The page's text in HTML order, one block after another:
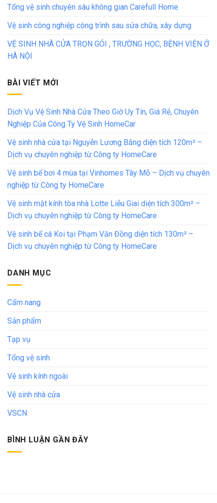
Tổng vệ sinh chuyên sâu không gian Carefull Home
Vệ sinh công nghiệp công trình sau sửa chữa, xây dựng
VỆ SINH NHÀ CỬA TRỌN GÓI , TRƯỜNG HỌC, BỆNH VIỆN Ở
HÀ NỘI
BÀI VIẾT MỚI
Dịch Vụ Vệ Sinh Nhà Cửa Theo Giờ Uy Tín, Giá Rẻ, Chuyên
Nghiệp Của Công Ty Vệ Sinh HomeCar
Vệ sinh nhà cửa tại Nguyễn Lương Bằng diện tích 120m² –
Dịch vụ chuyên nghiệp từ Công ty HomeCare
Vệ sinh bể bơi 4 mùa tại Vinhomes Tây Mỗ – Dịch vụ chuyên
nghiệp từ Công ty HomeCare
Vệ sinh mặt kính tòa nhà Lotte Liễu Giai diện tích 300m² –
Dịch vụ chuyên nghiệp từ Công ty HomeCare
Vệ sinh bể cá Koi tại Phạm Văn Đồng diện tích 130m² –
Dịch vụ chuyên nghiệp từ Công ty HomeCare
DANH MỤC
Cẩm nang
Sản phẩm
Tạp vụ
Tổng vệ sinh
Vệ sinh kính ngoài
Vệ sinh nhà cửa
VSCN
BÌNH LUẬN GẦN ĐÂY